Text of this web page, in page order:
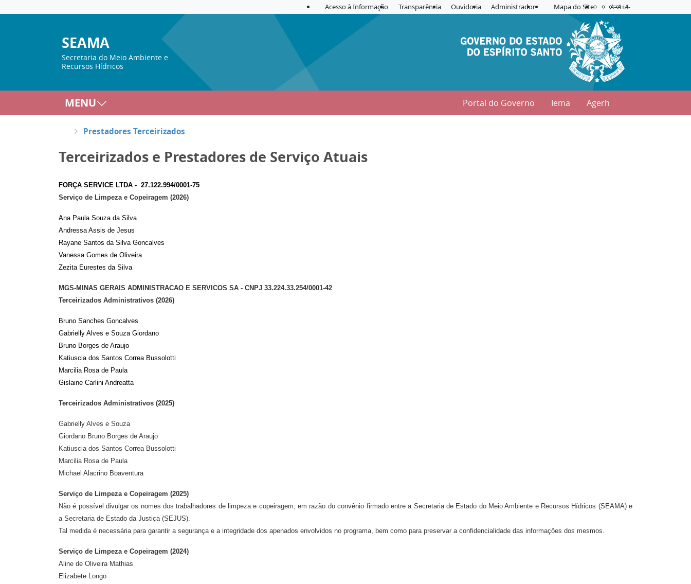
Acesso à Informação Transparência Ouvidoria Administrador Mapa do Site Acessibilidade
Aplicar contraste
A=A+A-
SEAMA
Secretaria do Meio Ambiente e
Recursos Hídricos
MENU Portal do Governo Iema Agerh
Prestadores Terceirizados
Terceirizados e Prestadores de Serviço Atuais
FORÇA SERVICE LTDA -  27.122.994/0001-75
Serviço de Limpeza e Copeiragem (2026)
Ana Paula Souza da Silva
Andressa Assis de Jesus
Rayane Santos da Silva Goncalves
Vanessa Gomes de Oliveira
Zezita Eurestes da Silva
MGS-MINAS GERAIS ADMINISTRACAO E SERVICOS SA - CNPJ 33.224.33.254/0001-42
Terceirizados Administrativos (2026)
Bruno Sanches Goncalves
Gabrielly Alves e Souza Giordano
Bruno Borges de Araujo
Katiuscia dos Santos Correa Bussolotti
Marcilia Rosa de Paula
Gislaine Carlini Andreatta
Terceirizados Administrativos (2025)
Gabrielly Alves e Souza
Giordano Bruno Borges de Araujo
Katiuscia dos Santos Correa Bussolotti
Marcilia Rosa de Paula
Michael Alacrino Boaventura
Serviço de Limpeza e Copeiragem (2025)
Não é possível divulgar os nomes dos trabalhadores de limpeza e copeiragem, em razão do convênio firmado entre a Secretaria de Estado do Meio Ambiente e Recursos Hídricos (SEAMA) e
a Secretaria de Estado da Justiça (SEJUS).
Tal medida é necessária para garantir a segurança e a integridade dos apenados envolvidos no programa, bem como para preservar a confidencialidade das informações dos mesmos.
Serviço de Limpeza e Copeiragem (2024)
Aline de Oliveira Mathias
Elizabete Longo